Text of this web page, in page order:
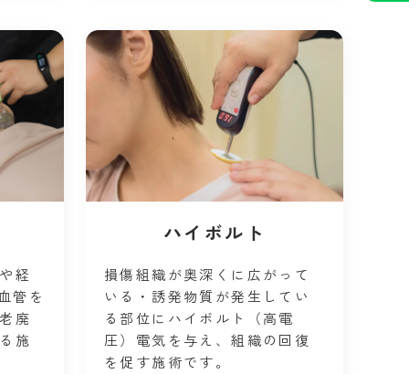
経
管を
廃
施
ハイボルト
損傷組織が奥深くに広がって
いる・誘発物質が発生してい
る部位にハイボルト（高電
圧）電気を与え、組織の回復
を促す施術です。